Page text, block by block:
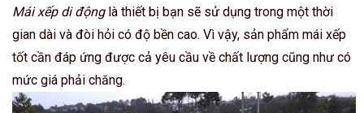
Mái xếp di độnglà thiết bị bạn sẽ sử dụng trong một thời
gian dài và đòi hỏi có độ bền cao. Vì vậy, sản phẩm mái xếp
tốt cần đáp ứng được cả yêu cầu về chất lượng cũng như có
mức giá phải chăng.